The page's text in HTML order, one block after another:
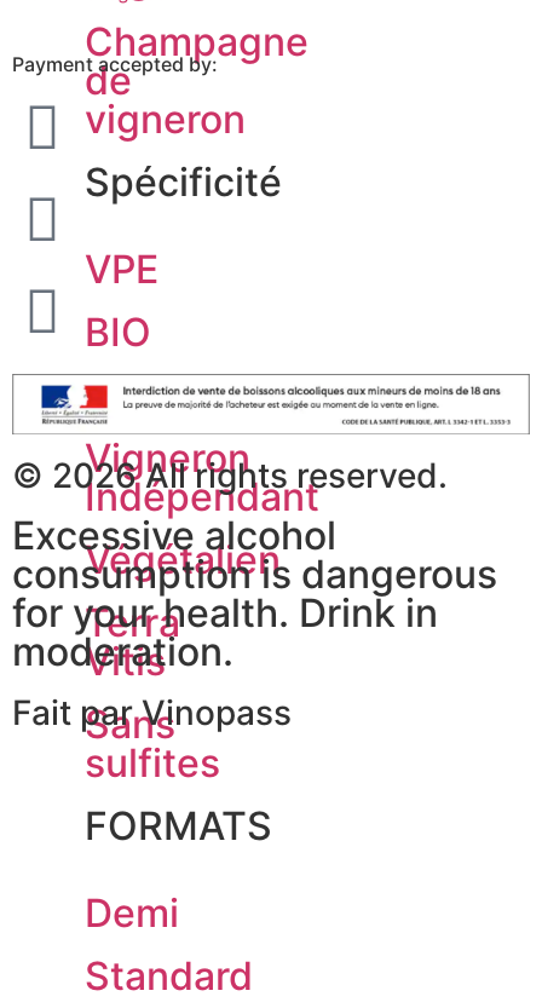
Champagne
de
vigneron
Spécificité
VPE
BIO
Biodynamie
Vigneron
Indépendant
Végétalien
Terra
Vitis
Sans
sulfites
FORMATS
Demi
Standard
Payment accepted by:
© 2026 All rights reserved.
Excessive alcohol
consumption is dangerous
for your health. Drink in
moderation.
Fait par Vinopass